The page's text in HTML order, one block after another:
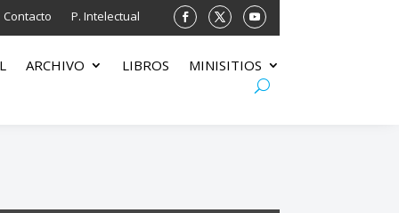
Contacto P. Intelectual
ARCHIVO LIBROS MINISITIOS